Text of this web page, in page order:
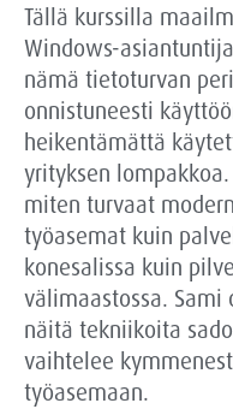
Tällä kurssilla
Windows-
nämä tietoturvan
onnistuneesti
heikentämättä
yrityksen
miten turvaat
työasemat kuin
konesalissa kuin
välimaastossa.
näitä tekniikoita
vaihtelee
työasemaan.